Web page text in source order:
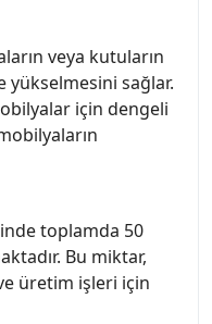
veya kutuların
yükselmesini sağlar.
için dengeli
toplamda 50
Bu miktar,
üretim işleri için